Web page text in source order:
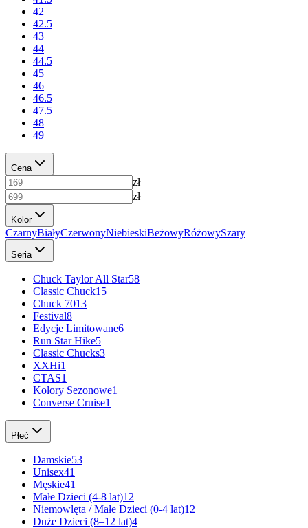
42
42.5
43
44
44.5
45
46
46.5
47.5
48
49
Cena
zł
zł
Kolor
CzarnyBiałyCzerwonyNiebieskiBeżowyRóżowySzary
Seria
Chuck Taylor All Star58
Classic Chuck15
Chuck 7013
Festival8
Edycje Limitowane6
Run Star Hike5
Classic Chucks3
XXHi1
CTAS1
Kolory Sezonowe1
Converse Cruise1
Płeć
Damskie53
Unisex41
Męskie41
Małe Dzieci (4-8 lat)12
Niemowlęta / Małe Dzieci (0-4 lat)12
Duże Dzieci (8–12 lat)4